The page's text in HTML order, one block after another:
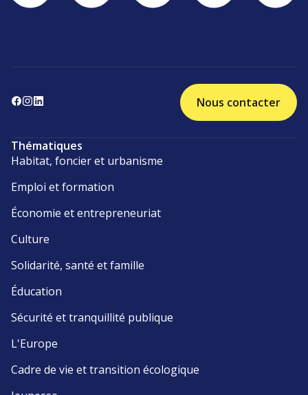
Nous contacter
Thématiques
Habitat, foncier et urbanisme
Emploi et formation
Économie et entrepreneuriat
Culture
Solidarité, santé et famille
Éducation
Sécurité et tranquillité publique
L'Europe
Cadre de vie et transition écologique